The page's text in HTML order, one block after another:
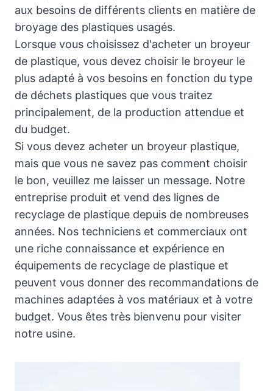
aux besoins de différents clients en matière de
broyage des plastiques usagés.
Lorsque vous choisissez d'acheter un broyeur
de plastique, vous devez choisir le broyeur le
plus adapté à vos besoins en fonction du type
de déchets plastiques que vous traitez
principalement, de la production attendue et
du budget.
Si vous devez acheter un broyeur plastique,
mais que vous ne savez pas comment choisir
le bon, veuillez me laisser un message. Notre
entreprise produit et vend des lignes de
recyclage de plastique depuis de nombreuses
années. Nos techniciens et commerciaux ont
une riche connaissance et expérience en
équipements de recyclage de plastique et
peuvent vous donner des recommandations de
machines adaptées à vos matériaux et à votre
budget. Vous êtes très bienvenu pour visiter
notre usine.